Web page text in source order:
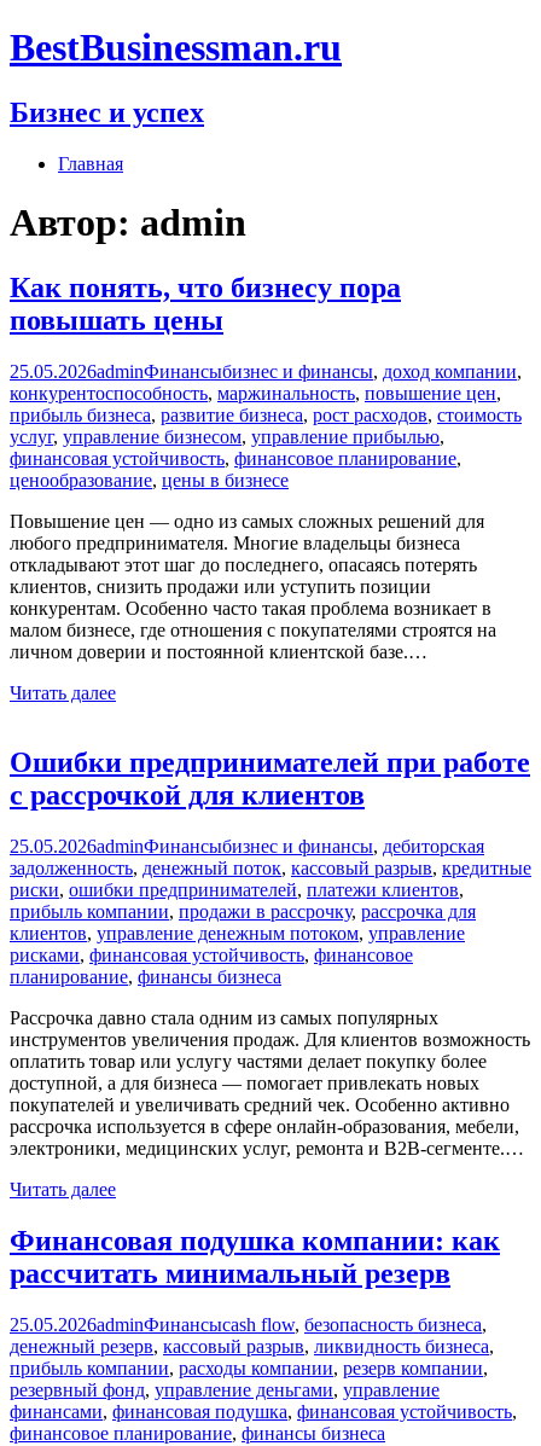
Перейти
к
BestBusinessman.ru
Бизнес и успех
Главная
Автор: admin
Как понять, что бизнесу пора
повышать цены
25.05.2026adminФинансыбизнес и финансы, доход компании,
конкурентоспособность, маржинальность, повышение цен,
прибыль бизнеса, развитие бизнеса, рост расходов, стоимость
услуг, управление бизнесом, управление прибылью,
финансовая устойчивость, финансовое планирование,
ценообразование, цены в бизнесе
Повышение цен — одно из самых сложных решений для
любого предпринимателя. Многие владельцы бизнеса
откладывают этот шаг до последнего, опасаясь потерять
клиентов, снизить продажи или уступить позиции
конкурентам. Особенно часто такая проблема возникает в
малом бизнесе, где отношения с покупателями строятся на
личном доверии и постоянной клиентской базе.…
Читать далее
Ошибки предпринимателей при работе
с рассрочкой для клиентов
25.05.2026adminФинансыбизнес и финансы, дебиторская
задолженность, денежный поток, кассовый разрыв, кредитные
риски, ошибки предпринимателей, платежи клиентов,
прибыль компании, продажи в рассрочку, рассрочка для
клиентов, управление денежным потоком, управление
рисками, финансовая устойчивость, финансовое
планирование, финансы бизнеса
Рассрочка давно стала одним из самых популярных
инструментов увеличения продаж. Для клиентов возможность
оплатить товар или услугу частями делает покупку более
доступной, а для бизнеса — помогает привлекать новых
покупателей и увеличивать средний чек. Особенно активно
рассрочка используется в сфере онлайн-образования, мебели,
электроники, медицинских услуг, ремонта и B2B-сегменте.…
Читать далее
Финансовая подушка компании: как
рассчитать минимальный резерв
25.05.2026adminФинансыcash flow, безопасность бизнеса,
денежный резерв, кассовый разрыв, ликвидность бизнеса,
прибыль компании, расходы компании, резерв компании,
резервный фонд, управление деньгами, управление
финансами, финансовая подушка, финансовая устойчивость,
финансовое планирование, финансы бизнеса